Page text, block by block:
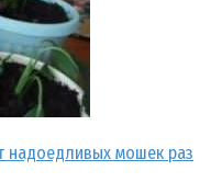
надоедливых мошек раз